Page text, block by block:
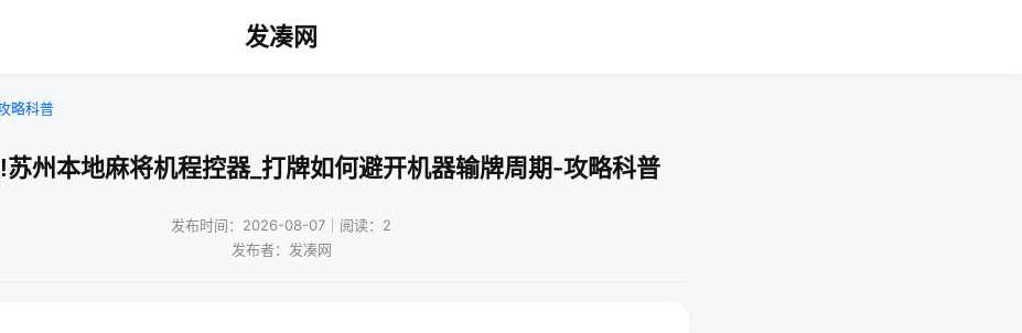
发凑网
略科普
苏州本地麻将机程控器_打牌如何避开机器输牌周期-攻略科普
发布时间：2026-08-07｜阅读：2
发布者：发凑网